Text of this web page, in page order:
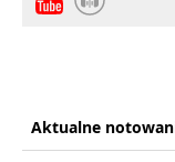
Aktualne